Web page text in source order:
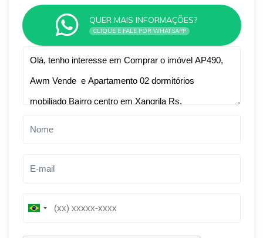
QUER MAIS INFORMAÇÕES?
CLIQUE E FALE POR WHATSAPP
B